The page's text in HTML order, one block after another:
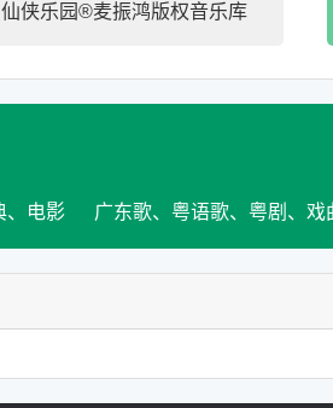
仙侠乐园®麦振鸿版权音乐库
、电影 广东歌、粤语歌、粤剧、戏